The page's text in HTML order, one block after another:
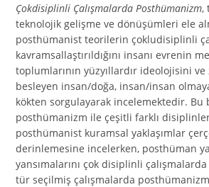
Çokdisiplinli Çalışmalarda Posthümanizm,
teknolojik gelişme ve dönüşümleri ele
posthümanist teorilerin çokludisiplinli
kavramsallaştırıldığını insanı evrenin
toplumlarının yüzyıllardır ideolojisini
besleyen insan/doğa, insan/insan
kökten sorgulayarak incelemektedir. Bu
posthümanizm ile çeşitli farklı
posthümanist kuramsal yaklaşımlar
derinlemesine incelerken, posthüman
yansımalarını çok disiplinli
tür seçilmiş çalışmalarda